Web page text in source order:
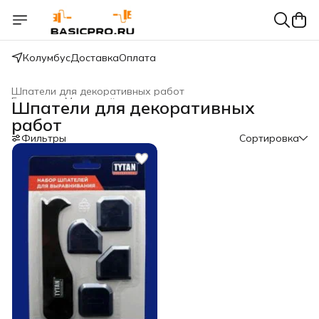
КолумбусДоставкаОплата
Шпатели для декоративных работ
Малярный инструмент
Главная
Шпатели для декоративных
работ
Фильтры Сортировка